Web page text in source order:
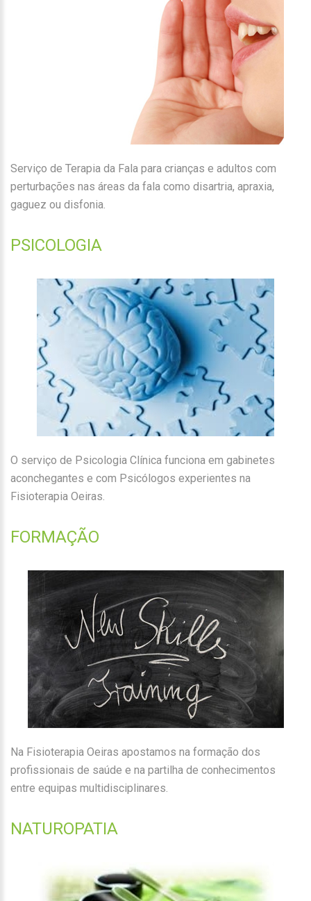
Serviço de Terapia da Fala para crianças e adultos com
perturbações nas áreas da fala como disartria, apraxia,
gaguez ou disfonia.
PSICOLOGIA
O serviço de Psicologia Clínica funciona em gabinetes
aconchegantes e com Psicólogos experientes na
Fisioterapia Oeiras.
FORMAÇÃO
Na Fisioterapia Oeiras apostamos na formação dos
profissionais de saúde e na partilha de conhecimentos
entre equipas multidisciplinares.
NATUROPATIA